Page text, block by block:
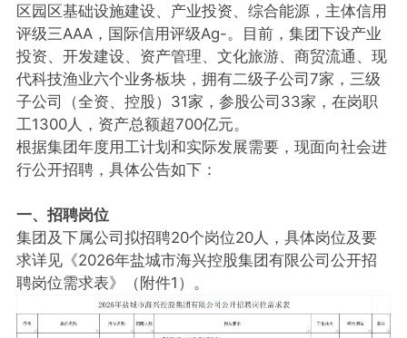
区园区基础设施建设、产业投资、综合能源，主体信用
评级三AAA，国际信用评级Ag-。目前，集团下设产业
投资、开发建设、资产管理、文化旅游、商贸流通、现
代科技渔业六个业务板块，拥有二级子公司7家，三级
子公司（全资、控股）31家，参股公司33家，在岗职
工1300人，资产总额超700亿元。
根据集团年度用工计划和实际发展需要，现面向社会进
行公开招聘，具体公告如下：
一、招聘岗位
集团及下属公司拟招聘20个岗位20人，具体岗位及要
求详见《2026年盐城市海兴控股集团有限公司公开招
聘岗位需求表》（附件1）。